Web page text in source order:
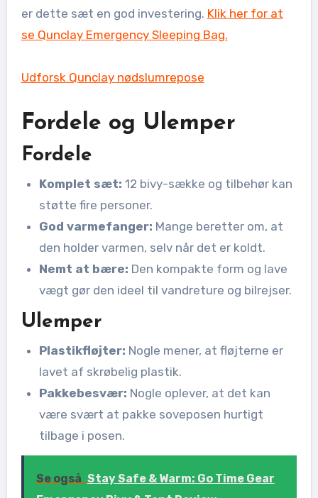
er dette sæt en god investering. Klik her for at
se Qunclay Emergency Sleeping Bag.
Udforsk Qunclay nødslumrepose
Fordele og Ulemper
Fordele
Komplet sæt: 12 bivy-sække og tilbehør kan
støtte fire personer.
God varmefanger: Mange beretter om, at
den holder varmen, selv når det er koldt.
Nemt at bære: Den kompakte form og lave
vægt gør den ideel til vandreture og bilrejser.
Ulemper
Plastikfløjter: Nogle mener, at fløjterne er
lavet af skrøbelig plastik.
Pakkebesvær: Nogle oplever, at det kan
være svært at pakke soveposen hurtigt
tilbage i posen.
Se også Stay Safe & Warm: Go Time Gear